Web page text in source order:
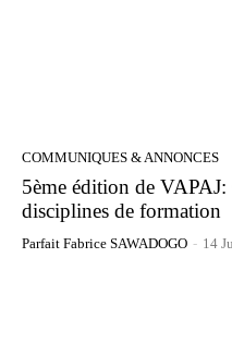
COMMUNIQUES & ANNONCES
5ème édition de
disciplines de formation
Parfait Fabrice SAWADOGO - 14